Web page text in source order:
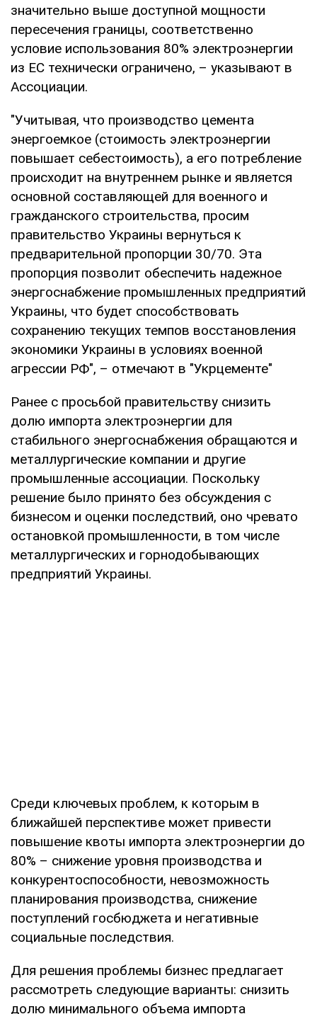
значительно выше доступной мощности
пересечения границы, соответственно
условие использования 80% электроэнергии
из ЕС технически ограничено, – указывают в
Ассоциации.
"Учитывая, что производство цемента
энергоемкое (стоимость электроэнергии
повышает себестоимость), а его потребление
происходит на внутреннем рынке и является
основной составляющей для военного и
гражданского строительства, просим
правительство Украины вернуться к
предварительной пропорции 30/70. Эта
пропорция позволит обеспечить надежное
энергоснабжение промышленных предприятий
Украины, что будет способствовать
сохранению текущих темпов восстановления
экономики Украины в условиях военной
агрессии РФ", – отмечают в "Укрцементе"
Ранее с просьбой правительству снизить
долю импорта электроэнергии для
стабильного энергоснабжения обращаются и
металлургические компании и другие
промышленные ассоциации. Поскольку
решение было принято без обсуждения с
бизнесом и оценки последствий, оно чревато
остановкой промышленности, в том числе
металлургических и горнодобывающих
предприятий Украины.
Среди ключевых проблем, к которым в
ближайшей перспективе может привести
повышение квоты импорта электроэнергии до
80% – снижение уровня производства и
конкурентоспособности, невозможность
планирования производства, снижение
поступлений госбюджета и негативные
социальные последствия.
Для решения проблемы бизнес предлагает
рассмотреть следующие варианты: снизить
долю минимального объема импорта